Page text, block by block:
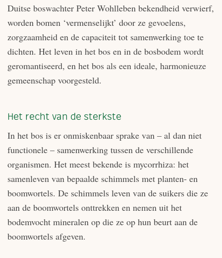
Duitse boswachter Peter Wohlleben bekendheid verwierf,
worden bomen ‘vermenselijkt’ door ze gevoelens,
zorgzaamheid en de capaciteit tot samenwerking toe te
dichten. Het leven in het bos en in de bosbodem wordt
geromantiseerd, en het bos als een ideale, harmonieuze
gemeenschap voorgesteld.
Het recht van de sterkste
In het bos is er onmiskenbaar sprake van – al dan niet
functionele – samenwerking tussen de verschillende
organismen. Het meest bekende is mycorrhiza: het
samenleven van bepaalde schimmels met planten- en
boomwortels. De schimmels leven van de suikers die ze
aan de boomwortels onttrekken en nemen uit het
bodemvocht mineralen op die ze op hun beurt aan de
boomwortels afgeven.